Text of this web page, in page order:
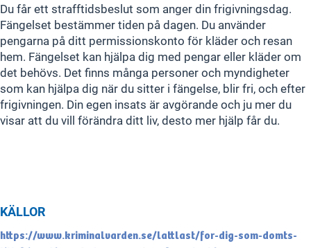
Du får ett strafftidsbeslut som anger din frigivningsdag.
Fängelset bestämmer tiden på dagen. Du använder
pengarna på ditt permissionskonto för kläder och resan
hem. Fängelset kan hjälpa dig med pengar eller kläder om
det behövs. Det finns många personer och myndigheter
som kan hjälpa dig när du sitter i fängelse, blir fri, och efter
frigivningen. Din egen insats är avgörande och ju mer du
visar att du vill förändra ditt liv, desto mer hjälp får du.
KÄLLOR
https://www.kriminalvarden.se/lattlast/for-dig-som-domts-